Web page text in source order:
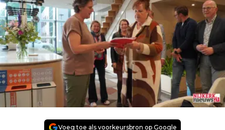
Voeg toe als voorkeursbron op Google